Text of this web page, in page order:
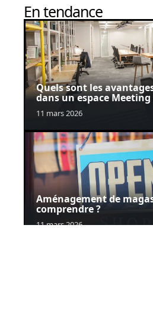
En tendance
Quels sont les
dans un espace
11 mars 2026
Aménagement de
comprendre ?
11 mars 2026